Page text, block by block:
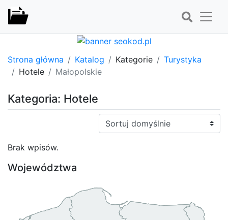
Strona główna Katalog Kategorie
Turystyka
Hotele
Małopolskie
Kategoria: Hotele
Sortuj:
Brak wpisów.
Województwa